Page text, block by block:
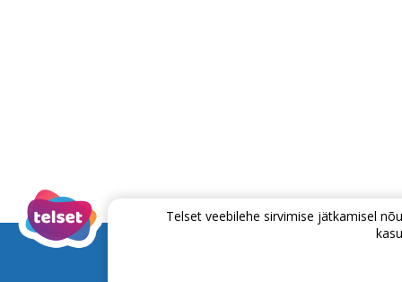
Telset veebilehe sirvimise jätkamisel